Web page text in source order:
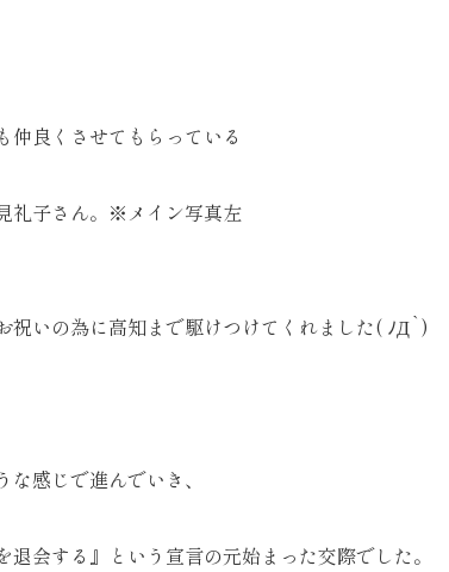
仲良くさせてもらっている
礼子さん。※メイン写真左
祝いの為に高知まで駆けつけてくれました( ﾉД`)
感じで進んでいき、
退会する』という宣言の元始まった交際でした。